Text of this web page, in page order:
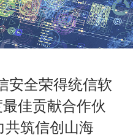
安全荣得统信软
佳贡献合作伙
共筑信创山海